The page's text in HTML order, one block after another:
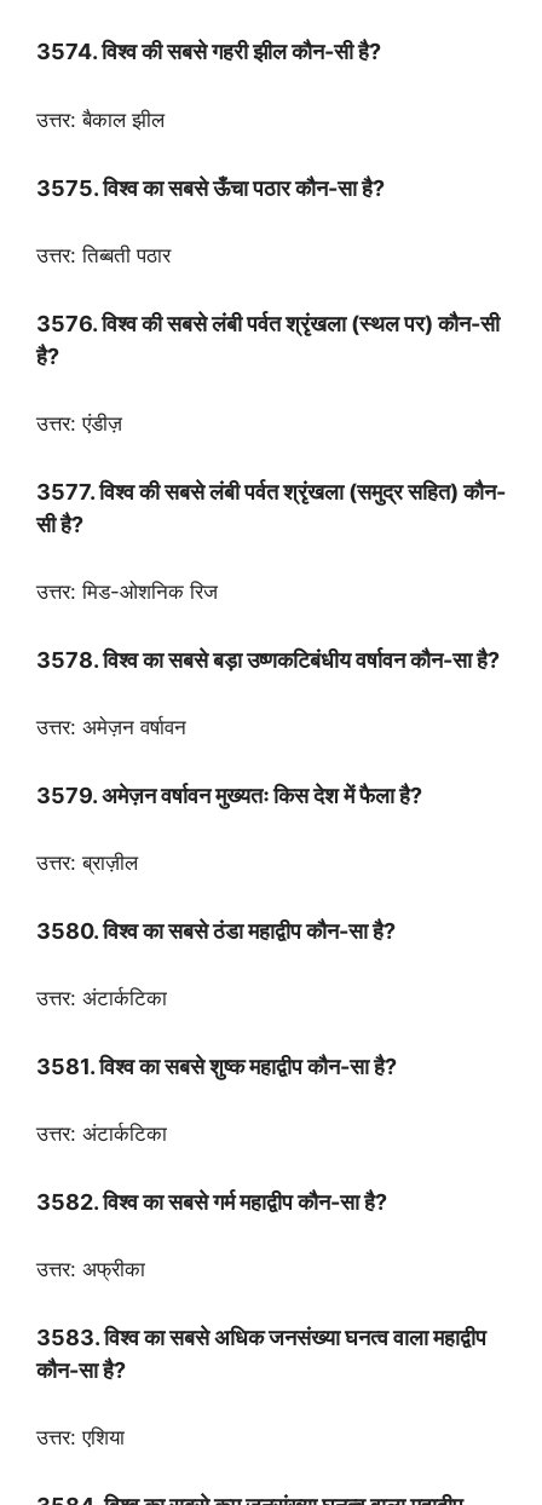
3574. विश्व की सबसे गहरी झील कौन-सी है?
उत्तर: बैकाल झील
3575. विश्व का सबसे ऊँचा पठार कौन-सा है?
उत्तर: तिब्बती पठार
3576. विश्व की सबसे लंबी पर्वत श्रृंखला (स्थल पर) कौन-सी
है?
उत्तर: एंडीज़
3577. विश्व की सबसे लंबी पर्वत श्रृंखला (समुद्र सहित) कौन-
सी है?
उत्तर: मिड-ओशनिक रिज
3578. विश्व का सबसे बड़ा उष्णकटिबंधीय वर्षावन कौन-सा है?
उत्तर: अमेज़न वर्षावन
3579. अमेज़न वर्षावन मुख्यतः किस देश में फैला है?
उत्तर: ब्राज़ील
3580. विश्व का सबसे ठंडा महाद्वीप कौन-सा है?
उत्तर: अंटार्कटिका
3581. विश्व का सबसे शुष्क महाद्वीप कौन-सा है?
उत्तर: अंटार्कटिका
3582. विश्व का सबसे गर्म महाद्वीप कौन-सा है?
उत्तर: अफ्रीका
3583. विश्व का सबसे अधिक जनसंख्या घनत्व वाला महाद्वीप
कौन-सा है?
उत्तर: एशिया